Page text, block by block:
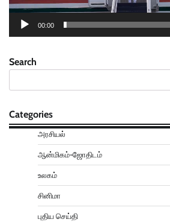
00:00
Search
Categories
அரசியல்
ஆன்மிகம்-ஜோதிடம்
உலகம்
சினிமா
புதிய செய்தி